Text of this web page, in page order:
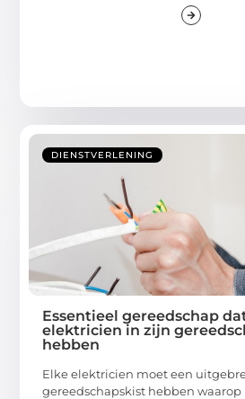
DIENSTVERLENING
Essentieel gereedschap
elektricien in zijn
hebben
Elke elektricien moet een
gereedschapskist hebben